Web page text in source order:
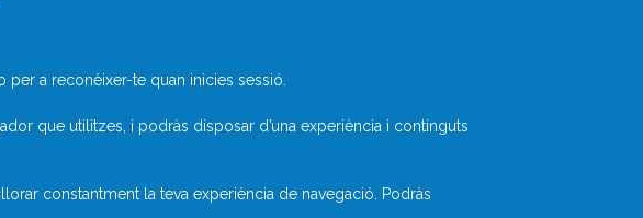
a reconèixer-te quan inicies sessió.
que utilitzes, i podràs disposar d’una experiència i continguts
constantment la teva experiència de navegació. Podràs